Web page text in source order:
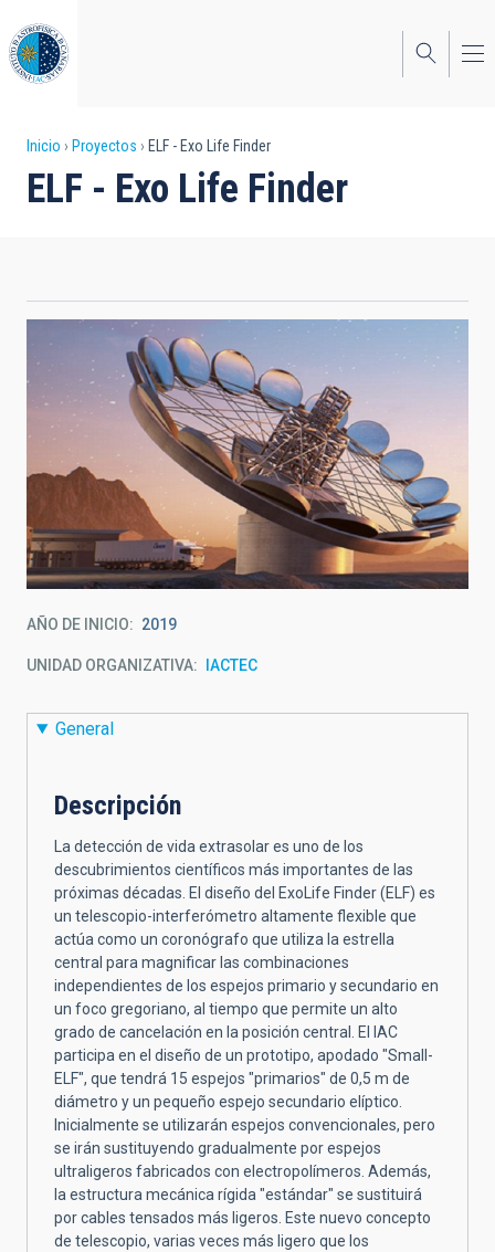
al
contenido
principal
Sobrescribir
enlaces
a
navegación
Inicio Proyectos ELF - Exo Life Finder
ELF - Exo Life Finder
AÑO DE INICIO 2019
UNIDAD ORGANIZATIVA IACTEC
General
Descripción
La detección de vida extrasolar es uno de los
descubrimientos científicos más importantes de las
próximas décadas. El diseño del ExoLife Finder (ELF) es
un telescopio-interferómetro altamente flexible que
actúa como un coronógrafo que utiliza la estrella
central para magnificar las combinaciones
independientes de los espejos primario y secundario en
un foco gregoriano, al tiempo que permite un alto
grado de cancelación en la posición central. El IAC
participa en el diseño de un prototipo, apodado "Small-
ELF", que tendrá 15 espejos "primarios" de 0,5 m de
diámetro y un pequeño espejo secundario elíptico.
Inicialmente se utilizarán espejos convencionales, pero
se irán sustituyendo gradualmente por espejos
ultraligeros fabricados con electropolímeros. Además,
la estructura mecánica rígida "estándar" se sustituirá
por cables tensados más ligeros. Este nuevo concepto
de telescopio, varias veces más ligero que los